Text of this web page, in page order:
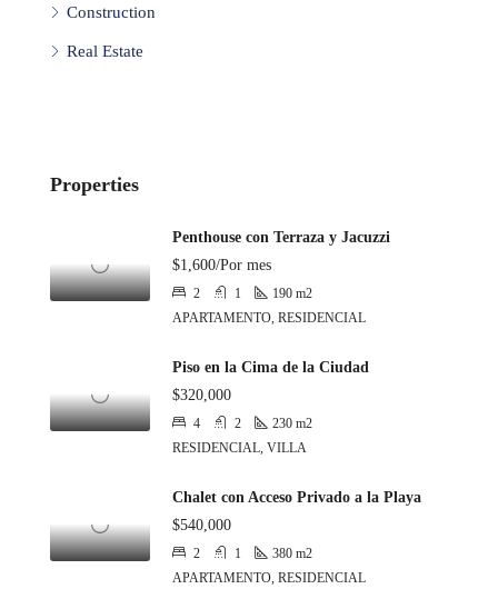
Construction
Real Estate
Properties
Penthouse con Terraza y Jacuzzi
$1,600/Por mes
2 1 190 m2
APARTAMENTO, RESIDENCIAL
Piso en la Cima de la Ciudad
$320,000
4 2 230 m2
RESIDENCIAL, VILLA
Chalet con Acceso Privado a la Playa
$540,000
2 1 380 m2
APARTAMENTO, RESIDENCIAL